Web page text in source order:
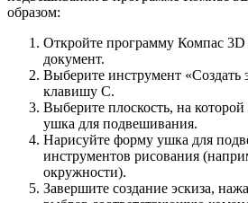
образом:
Откройте программу Компас 3D
документ.
Выберите инструмент «Создать
клавишу C.
Выберите плоскость, на которой
ушка для подвешивания.
Нарисуйте форму ушка для
инструментов рисования
окружности).
Завершите создание эскиза,